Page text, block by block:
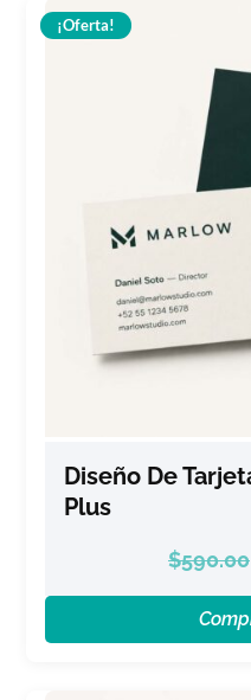
¡Oferta!
Diseño De
Plus
$590.00